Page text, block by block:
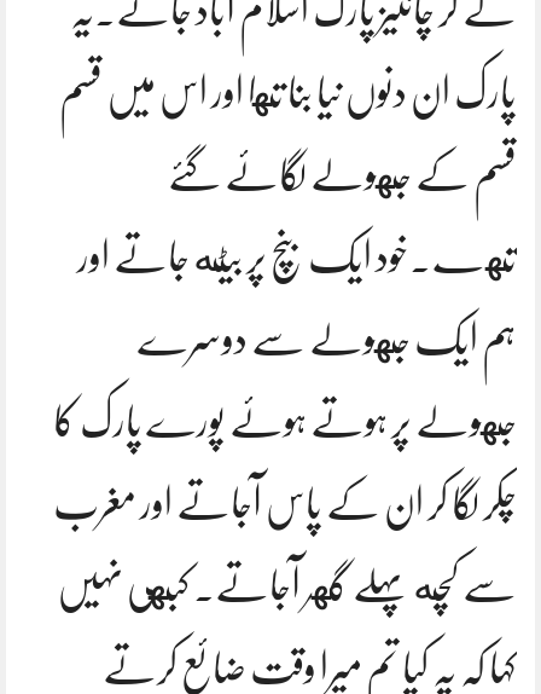
لے کر چائنیز پارک اسلام آباد جاتے.یہ
پارک ان دنوں نیا بنا تها اور اس میں قسم
قسم کے جهولے لگائے گئے
تهے.خود ایک بنچ پر بیٹه جاتے اور
ہم ایک جهولے سے دوسرے
جهولے پر ہوتے ہوئے پورے پارک کا
چکر لگا کر ان کے پاس آجاتے اور مغرب
سے کچه پہلے گهر آجاتے. کبهی نہیں
کہا کہ یہ کیا تم میرا وقت ضائع کرتے